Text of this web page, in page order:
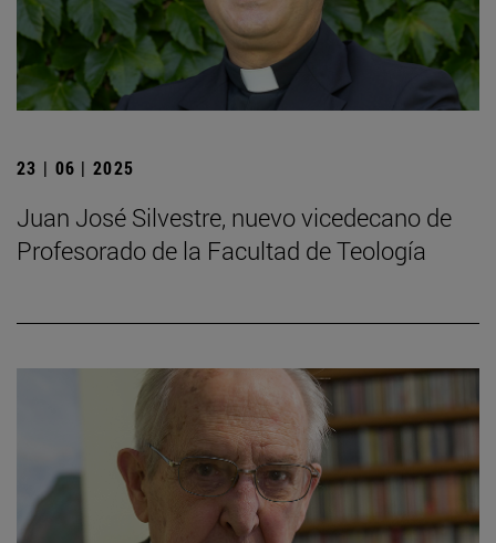
23 | 06 | 2025
Juan José Silvestre, nuevo vicedecano de
Profesorado de la Facultad de Teología